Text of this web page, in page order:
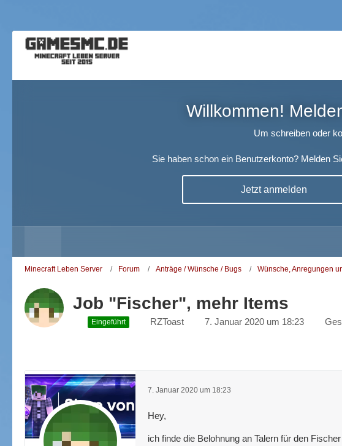
Willkommen!
Um schreiben oder
Sie haben schon ein Benutzerkonto? Melden
Jetzt anmelden
Minecraft Leben Server Forum Anträge / Wünsche / Bugs Wünsche, Anregungen
Job "Fischer", mehr Items
Eingeführt RZToast 7. Januar 2020 um 18:23
7. Januar 2020 um 18:23
Hey,
ich finde die Belohnung an Talern für den